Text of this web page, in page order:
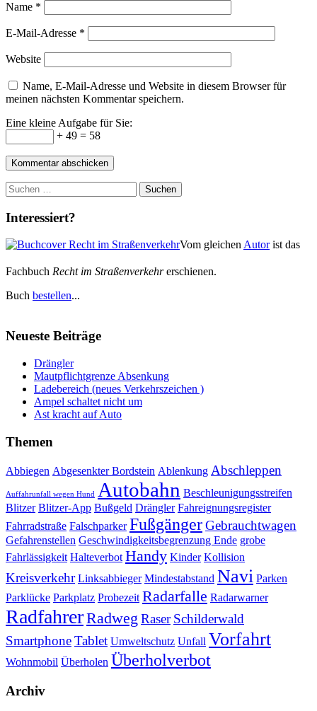
Name *
E-Mail-Adresse *
Website
Name, E-Mail-Adresse und Website in diesem Browser für
meinen nächsten Kommentar speichern.
Eine kleine Aufgabe für Sie:
+ 49 = 58
Suchen
nach:
Interessiert?
Vom gleichenAutorist das
Fachbuch Recht im Straßenverkehrerschienen.
Buch bestellen...
Neueste Beiträge
Drängler
Mautpflichtgrenze Absenkung
Ladebereich (neues Verkehrszeichen )
Ampel schaltet nicht um
Ast kracht auf Auto
Themen
Abbiegen Abgesenkter Bordstein Ablenkung Abschleppen
Auffahrunfall wegen Hund Autobahn Beschleunigungsstreifen
Blitzer Blitzer-App Bußgeld Drängler Fahreignungsregister
Fahrradstraße Falschparker FußgängerGebrauchtwagen
Gefahrenstellen Geschwindigkeitsbegrenzung Ende grobe
Fahrlässigkeit Halteverbot Handy Kinder Kollision
Kreisverkehr Linksabbieger Mindestabstand Navi Parken
Parklücke Parkplatz Probezeit Radarfalle Radarwarner
RadfahrerRadweg Raser Schilderwald
SmartphoneTablet Umweltschutz Unfall Vorfahrt
Wohnmobil Überholen Überholverbot
Archiv